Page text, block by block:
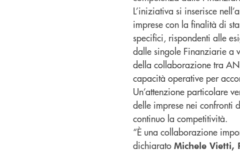
L’iniziativa si inserisce
imprese con la finalità di
specifici, rispondenti alle
dalle singole Finanziarie a
della collaborazione tra
capacità operative per
Un’attenzione particolare
delle imprese nei confronti
continuo la competitività.
“È una collaborazione
dichiarato Michele Vietti,